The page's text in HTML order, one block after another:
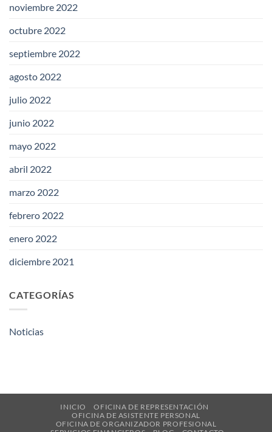
noviembre 2022
octubre 2022
septiembre 2022
agosto 2022
julio 2022
junio 2022
mayo 2022
abril 2022
marzo 2022
febrero 2022
enero 2022
diciembre 2021
CATEGORÍAS
Noticias
INICIO
OFICINA DE REPRESENTACIÓN
OFICINA DE ASISTENTE PERSONAL
OFICINA DE ORGANIZADOR PROFESIONAL